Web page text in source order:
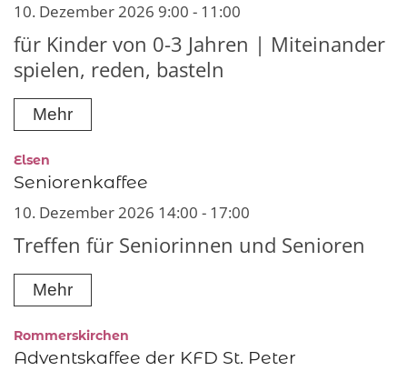
10. Dezember 2026 9:00 - 11:00
für Kinder von 0-3 Jahren | Miteinander
spielen, reden, basteln
Mehr
Elsen
Seniorenkaffee
10. Dezember 2026 14:00 - 17:00
Treffen für Seniorinnen und Senioren
Mehr
Rommerskirchen
Adventskaffee der KFD St. Peter